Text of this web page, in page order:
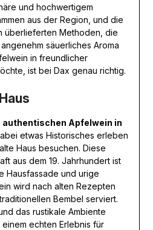
und hochwertigem
aus der Region, und die
überlieferten Methoden, die
säuerliches Aroma
in freundlicher
ist bei Dax genau richtig.
authentischen Apfelwein in
etwas Historisches erleben
Haus besuchen. Diese
aus dem 19. Jahrhundert ist
Hausfassade und urige
wird nach alten Rezepten
Bembel serviert.
das rustikale Ambiente
echten Erlebnis für